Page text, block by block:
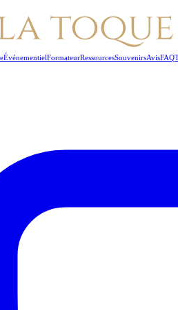
ÉvénementielFormateurRessourcesSouvenirsAvisFAQ